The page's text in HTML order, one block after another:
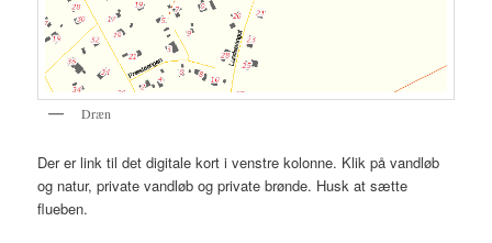
Dræn
Der er link til det digitale kort i venstre kolonne. Klik på vandløb
og natur, private vandløb og private brønde. Husk at sætte
flueben.